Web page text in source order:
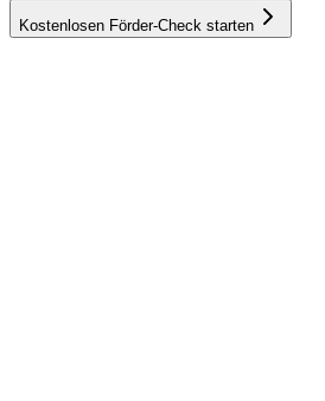
Kostenlosen Förder-Check starten